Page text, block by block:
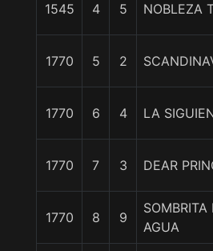
1545 4 5 NOBLEZA
1770 5 2
1770 6 4 LA
1770 7 3 DEAR
1770 8 9
SOMBRITA
AGUA